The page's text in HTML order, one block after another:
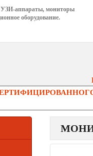
УЗИ-аппараты, мониторы
оборудование.